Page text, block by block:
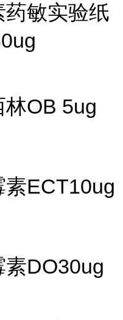
敏实验纸
OB 5ug
ECT10ug
DO30ug